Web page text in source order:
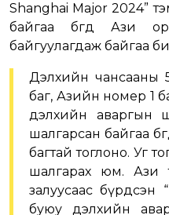
Shanghai Major 2024”
байгаа бөгөөд Ази
байгуулагдаж байгаа
Дэлхийн чансааны
баг, Азийн номер 1
дэлхийн аваргын
шалгарсан байгаа
багтай тоглоно. Уг
шалгарах юм. Ази
залуусаас бүрдсэн
буюу дэлхийн